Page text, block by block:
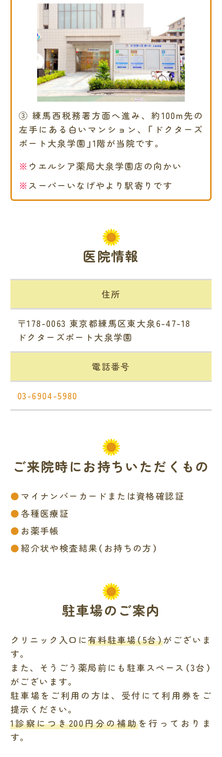
③ 練馬西税務署方面へ進み、約100m先の
左手にある白いマンション、「ドクターズ
ポート大泉学園」1階が当院です。
ウエルシア薬局大泉学園店の向かい
スーパーいなげやより駅寄りです
医院情報
住所
〒178-0063 東京都練馬区東大泉6-47-18
ドクターズポート大泉学園
電話番号
03-6904-5980
ご来院時にお持ちいただくもの
マイナンバーカードまたは資格確認証
各種医療証
お薬手帳
紹介状や検査結果（お持ちの方）
駐車場のご案内
クリニック入口に有料駐車場（5台）がございま
す。
また、そうごう薬局前にも駐車スペース（3台）
がございます。
駐車場をご利用の方は、受付にて利用券をご
提示ください。
1診察につき200円分の補助を行っておりま
す。